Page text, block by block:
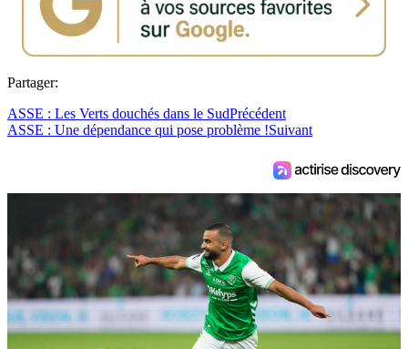
Partager:
ASSE : Les Verts douchés dans le SudPrécédent
ASSE : Une dépendance qui pose problème !Suivant